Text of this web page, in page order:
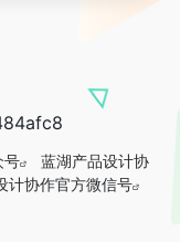
号
蓝湖产品设计协
计协作官方微信号